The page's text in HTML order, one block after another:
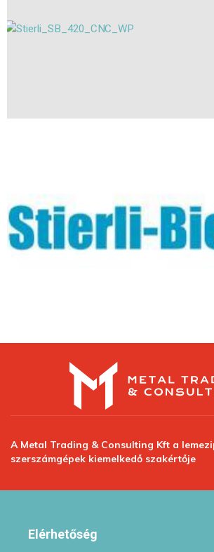
A Metal Trading & Consulting Kft a
szerszámgépek kiemelkedő szakértője
Elérhetőség